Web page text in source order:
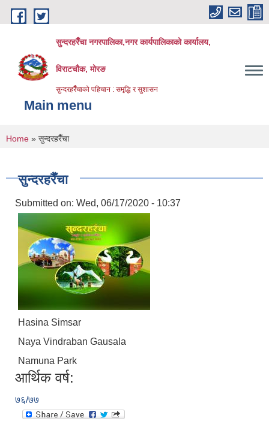
Skip to main content
सुन्दरहरैँचा नगरपालिका,नगर कार्यपालिकाको कार्यालय,
विराटचौक, मोरङ
सुन्दरहरैँचाको पहिचान : समृद्धि र सुशासन
Main menu
You are here
Home » सुन्दरहरैँचा
सुन्दरहरैँचा
Submitted on: Wed, 06/17/2020 - 10:37
Hasina Simsar
Naya Vindraban Gausala
Namuna Park
आर्थिक वर्ष:
७६/७७